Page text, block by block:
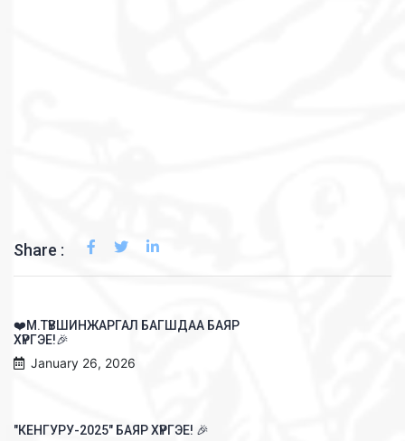
Share :
❤️М.ТҮВШИНЖАРГАЛ БАГШДАА БАЯР
ХҮРГЭЕ!🎉
January 26, 2026
"КЕНГУРУ-2025" БАЯР ХҮРГЭЕ! 🎉